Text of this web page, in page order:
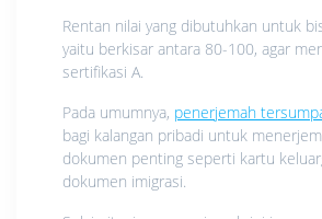
Rentan nilai yang dibutuhkan untuk
yaitu berkisar antara 80-100, agar
sertifikasi A.
Pada umumnya, penerjemah
bagi kalangan pribadi untuk
dokumen penting seperti kartu
dokumen imigrasi.